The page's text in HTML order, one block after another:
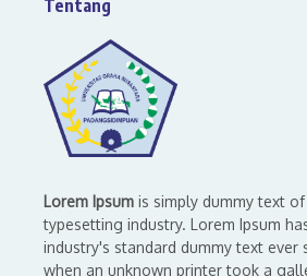
Tentang
Lorem Ipsum is simply dummy text
typesetting industry. Lorem Ipsum
industry's standard dummy text ever
when an unknown printer took a